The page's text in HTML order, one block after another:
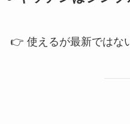
👉 使えるが最新ではな